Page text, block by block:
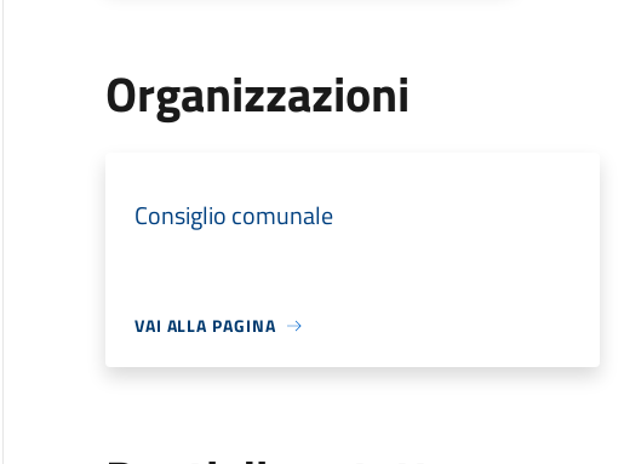
Organizzazioni
Consiglio comunale
VAI ALLA PAGINA